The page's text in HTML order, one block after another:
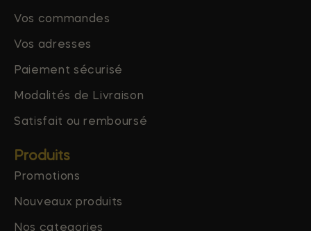
Vos commandes
Vos adresses
Paiement sécurisé
Modalités de Livraison
Satisfait ou remboursé
Produits
Promotions
Nouveaux produits
Nos categories